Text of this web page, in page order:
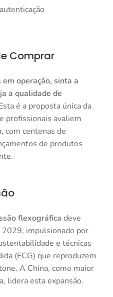
Comprar
operação, sinta a
a qualidade de
é a proposta única da
profissionais avaliem
com centenas de
de produtos
flexográfica deve
impulsionado por
e técnicas
(ECG) que reproduzem
A China, como maior
lidera esta expansão.​